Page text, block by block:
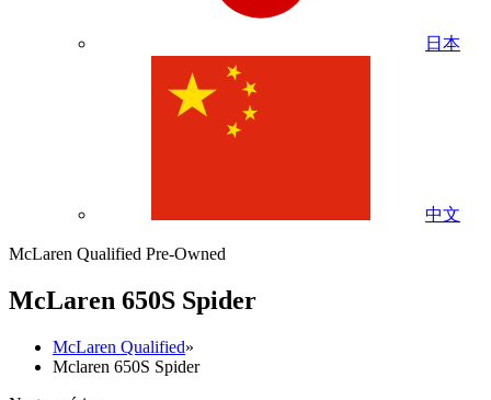
日本
中文
McLaren Qualified Pre-Owned
McLaren 650S Spider
McLaren Qualified»
Mclaren 650S Spider